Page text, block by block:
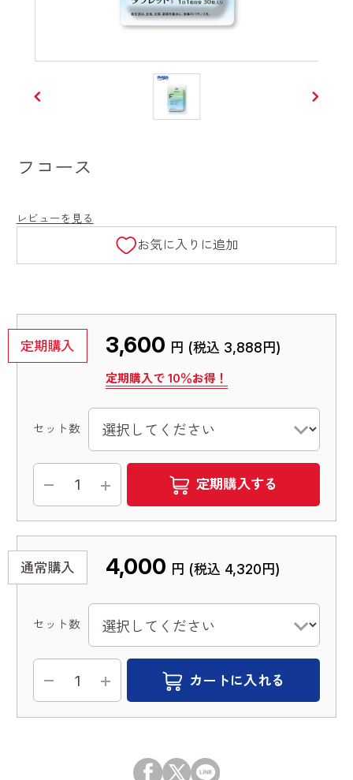
フコース
レビューを見る
お気に入りに追加
定期購入 3,600 円 (税込 3,888円)
定期購入で10％お得！
セット数
定期購入する
通常購入 4,000 円 (税込 4,320円)
セット数
カートに入れる